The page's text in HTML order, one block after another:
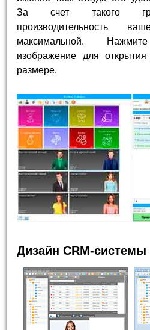
За счет такого
производительность
максимальной.
изображение для
размере.
Дизайн CRM-системы